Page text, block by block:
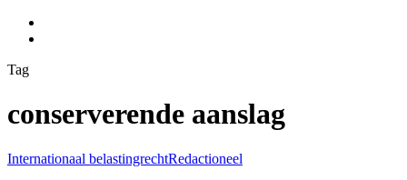
Tag
conserverende aanslag
Internationaal belastingrechtRedactioneel